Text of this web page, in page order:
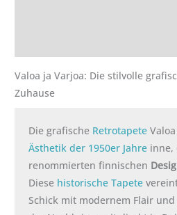
Valoa ja Varjoa: Die stilvolle
Zuhause
Die grafische Retrotapete
Ästhetik der 1950er Jahre inne,
renommierten finnischen
Diese historische Tapete
Schick mit modernem Flair